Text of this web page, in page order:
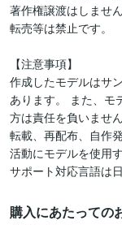
著作権譲渡はしませ
転売等は禁止です。
【注意事項】
作成したモデルはサ
あります。 また、モ
方は責任を負いません
転載、再配布、自作
活動にモデルを使用
サポート対応言語は
購入にあたっての